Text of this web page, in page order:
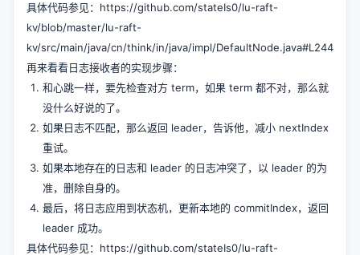
具体代码参见： https://github.com/stateIs0/lu-raft-
kv/blob/master/lu-raft-
kv/src/main/java/cn/think/in/java/impl/DefaultNode.java#L244
再来看看日志接收者的实现步骤：
和心跳一样，要先检查对方 term，如果 term 都不对，那么就
没什么好说的了。
如果日志不匹配，那么返回 leader，告诉他，减小 nextIndex
重试。
如果本地存在的日志和 leader 的日志冲突了，以 leader 的为
准，删除自身的。
最后，将日志应用到状态机，更新本地的 commitIndex，返回
leader 成功。
具体代码参见： https://github.com/stateIs0/lu-raft-